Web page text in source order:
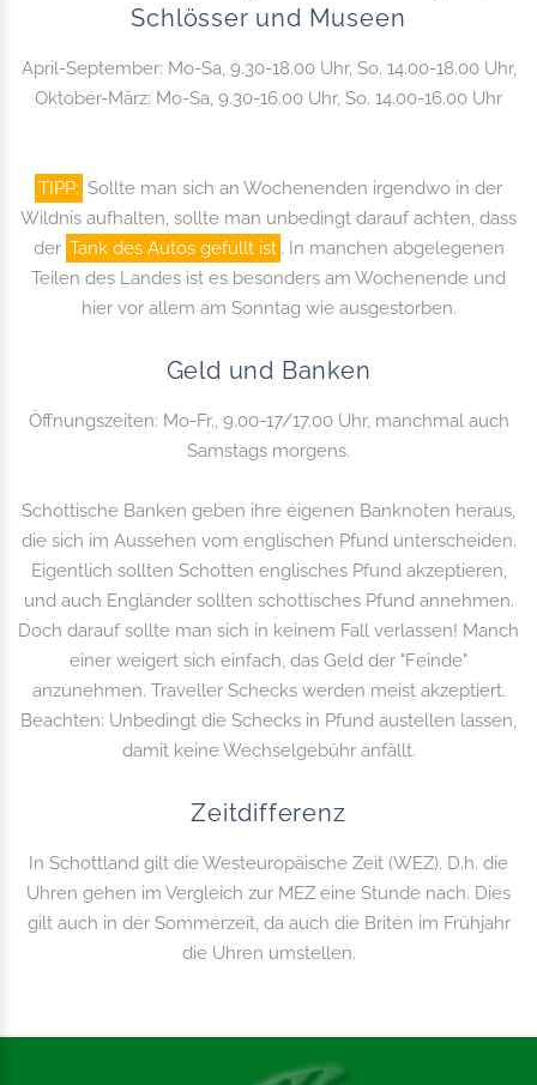
Schlösser und Museen
April-September: Mo-Sa, 9.30-18.00 Uhr, So. 14.00-18.00 Uhr,
Oktober-März: Mo-Sa, 9.30-16.00 Uhr, So. 14.00-16.00 Uhr
TIPP: Sollte man sich an Wochenenden irgendwo in der
Wildnis aufhalten, sollte man unbedingt darauf achten, dass
der Tank des Autos gefüllt ist . In manchen abgelegenen
Teilen des Landes ist es besonders am Wochenende und
hier vor allem am Sonntag wie ausgestorben.
Geld und Banken
Öffnungszeiten: Mo-Fr., 9.00-17/17.00 Uhr, manchmal auch
Samstags morgens.
Schottische Banken geben ihre eigenen Banknoten heraus,
die sich im Aussehen vom englischen Pfund unterscheiden.
Eigentlich sollten Schotten englisches Pfund akzeptieren,
und auch Engländer sollten schottisches Pfund annehmen.
Doch darauf sollte man sich in keinem Fall verlassen! Manch
einer weigert sich einfach, das Geld der "Feinde"
anzunehmen. Traveller Schecks werden meist akzeptiert.
Beachten: Unbedingt die Schecks in Pfund austellen lassen,
damit keine Wechselgebühr anfällt.
Zeitdifferenz
In Schottland gilt die Westeuropäische Zeit (WEZ). D.h. die
Uhren gehen im Vergleich zur MEZ eine Stunde nach. Dies
gilt auch in der Sommerzeit, da auch die Briten im Frühjahr
die Uhren umstellen.